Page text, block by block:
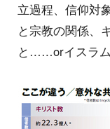
立過程、信仰対
と宗教の関係、
と……orイスラ